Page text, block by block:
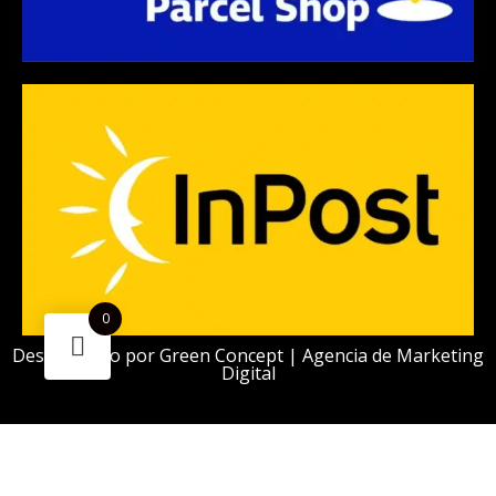
Desarrollado porGreen Concept | Agencia de Marketing
Digital
0